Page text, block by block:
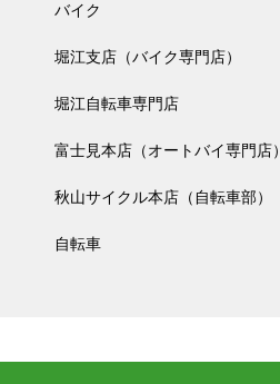
バイク
堀江支店（バイク専門店）
堀江自転車専門店
富士見本店（オートバイ専門店）
秋山サイクル本店（自転車部）
自転車